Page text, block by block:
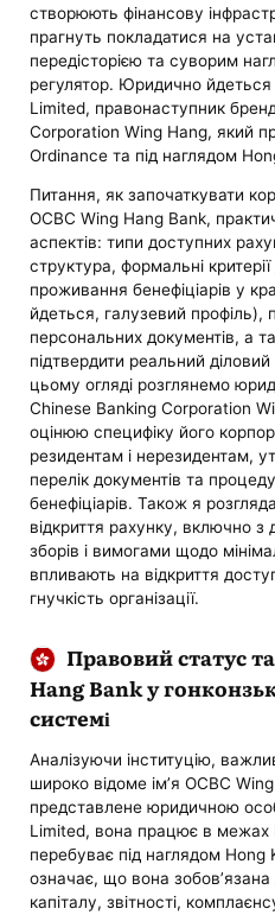
створюють фінансову
прагнуть покладатися на
передісторією та суворим
регулятор. Юридично
Limited, правонаступник
Corporation Wing Hang, який
Ordinance та під наглядом
Питання, як започаткувати
OCBC Wing Hang Bank,
аспектів: типи доступних
структура, формальні
проживання бенефіціарів у
йдеться, галузевий профіль),
персональних документів, а
підтвердити реальний
цьому огляді розглянемо
Chinese Banking Corporation
оцінюю специфіку його
резидентам і нерезидентам,
перелік документів та
бенефіціарів. Також я
відкриття рахунку, включно
зборів і вимогами щодо
впливають на відкриття
гнучкість організації.
Правовий статус
Hang Bank у
системі
Аналізуючи інституцію,
широко відоме ім’я OCBC
представлене юридичною
Limited, вона працює в межах
перебуває під наглядом
означає, що вона
капіталу, звітності,